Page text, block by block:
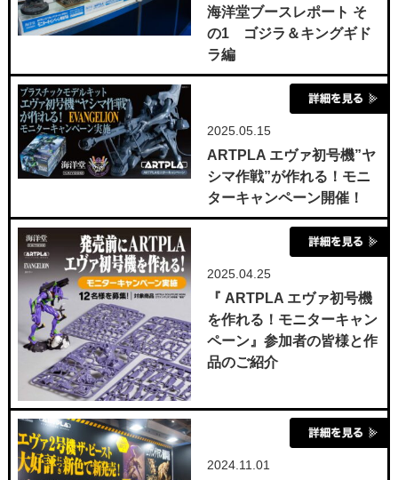
海洋堂ブースレポート そ
の1 ゴジラ＆キングギド
ラ編
2025.05.15
ARTPLA エヴァ初号機”ヤ
シマ作戦”が作れる！モニ
ターキャンペーン開催！
2025.04.25
『 ARTPLA エヴァ初号機
を作れる！モニターキャン
ペーン』参加者の皆様と作
品のご紹介
2024.11.01